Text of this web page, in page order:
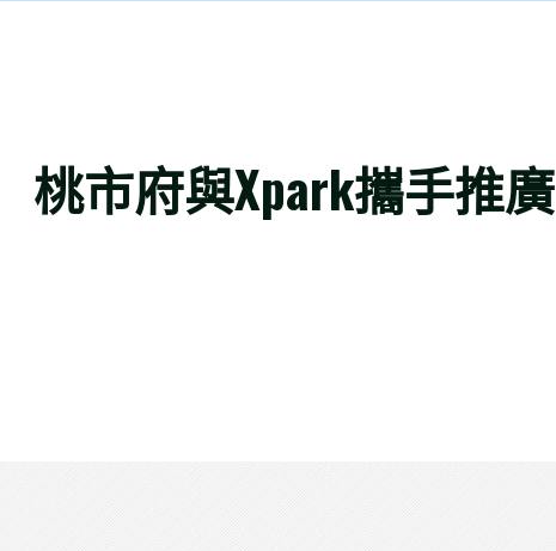
市府與Xpark攜手推廣